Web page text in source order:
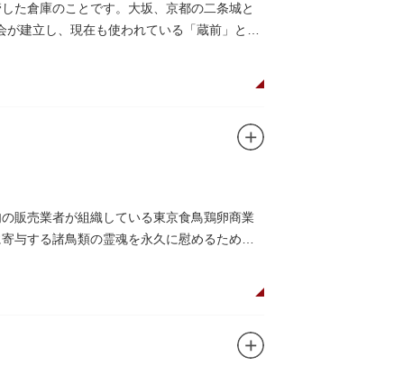
た倉庫のことです。大坂、京都の二条城と
建立し、現在も使われている「蔵前」とい
販売業者が組織している東京食鳥鶏卵商業
与する諸鳥類の霊魂を永久に慰めるために